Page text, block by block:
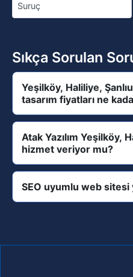
Suruç
Sıkça Sorulan
Yeşilköy, Haliliye,
tasarım fiyatları ne
Atak Yazılım Yeşilköy,
hizmet veriyor mu?
SEO uyumlu web sitesi